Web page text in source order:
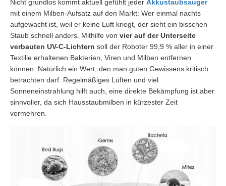
Nicht grundlos kommt aktuell gefühlt jeder Akkustaubsauger
mit einem Milben-Aufsatz auf den Markt: Wer einmal nachts
aufgewacht ist, weil er keine Luft kriegt, der sieht ein bisschen
Staub schnell anders. Mithilfe von vier auf der Unterseite
verbauten UV-C-Lichtern soll der Roboter 99,9 % aller in einer
Textilie erhaltenen Bakterien, Viren und Milben entfernen
können. Natürlich ein Wert, den man guten Gewissens kritisch
betrachten darf. Regelmäßiges Lüften und viel
Sonneneinstrahlung hilft auch, eine direkte Bekämpfung ist aber
sinnvoller, da sich Hausstaubmilben in kürzester Zeit
vermehren.